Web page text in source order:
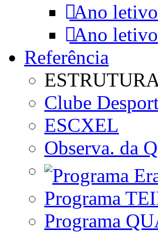
Ano
Ano
Referência
Clube
ESCXEL
Observa. da
Programa
Programa